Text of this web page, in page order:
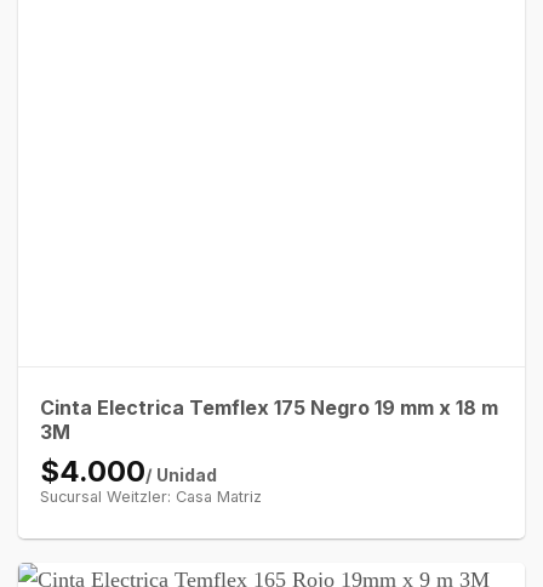
Cinta Electrica Temflex 175 Negro 19 mm x 18 m
3M
$4.000/ Unidad
Sucursal Weitzler: Casa Matriz